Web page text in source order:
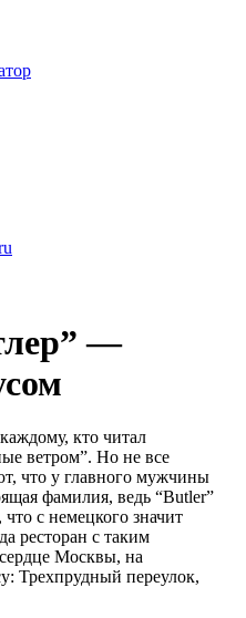
—
кто читал
ветром”. Но не все
что у главного мужчины
фамилия, ведь “Butler”
с немецкого значит
ресторан с таким
Москвы, на
Трехпрудный переулок,